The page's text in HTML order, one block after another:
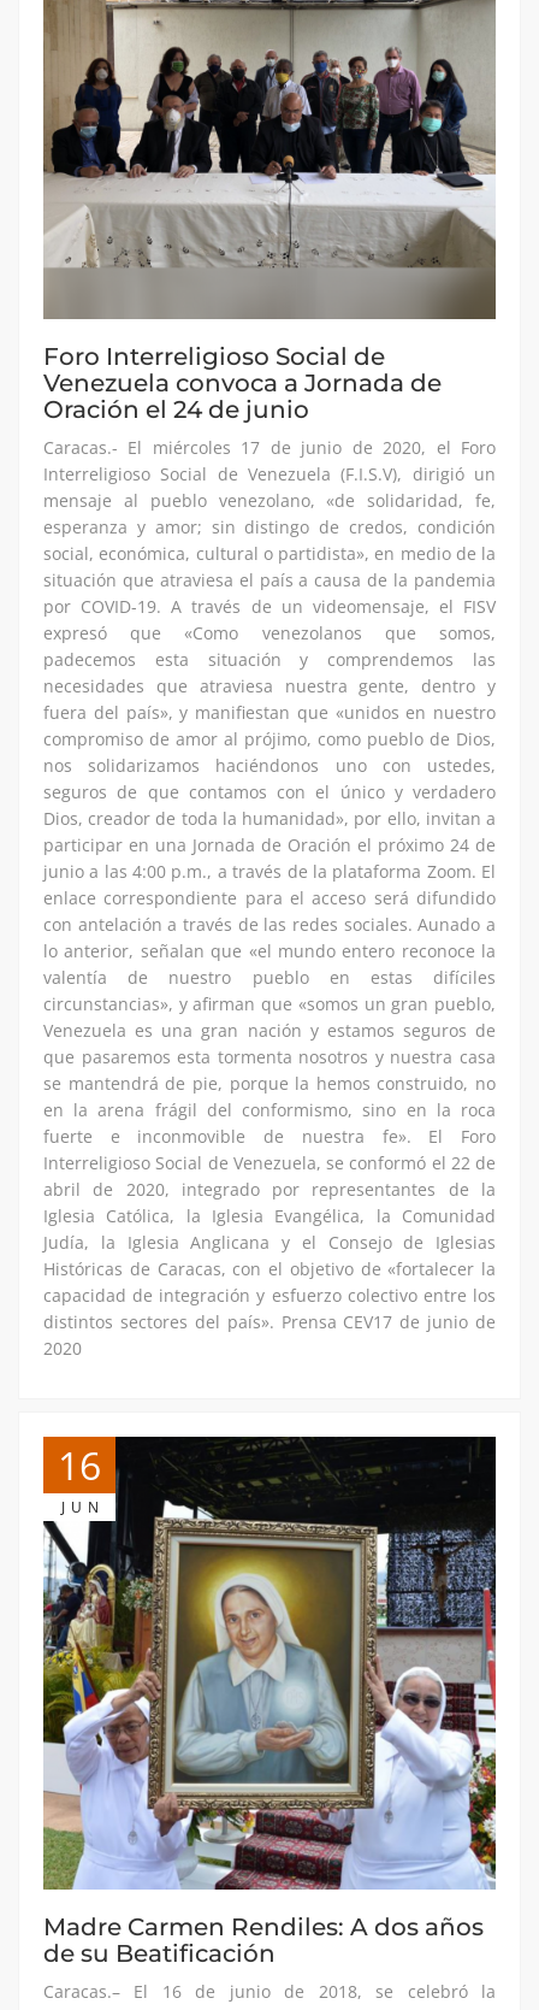
Foro Interreligioso Social de
Venezuela convoca a Jornada de
Oración el 24 de junio
Caracas.- El miércoles 17 de junio de 2020, el Foro
Interreligioso Social de Venezuela (F.I.S.V), dirigió un
mensaje al pueblo venezolano, «de solidaridad, fe,
esperanza y amor; sin distingo de credos, condición
social, económica, cultural o partidista», en medio de la
situación que atraviesa el país a causa de la pandemia
por COVID-19. A través de un videomensaje, el FISV
expresó que «Como venezolanos que somos,
padecemos esta situación y comprendemos las
necesidades que atraviesa nuestra gente, dentro y
fuera del país», y manifiestan que «unidos en nuestro
compromiso de amor al prójimo, como pueblo de Dios,
nos solidarizamos haciéndonos uno con ustedes,
seguros de que contamos con el único y verdadero
Dios, creador de toda la humanidad», por ello, invitan a
participar en una Jornada de Oración el próximo 24 de
junio a las 4:00 p.m., a través de la plataforma Zoom. El
enlace correspondiente para el acceso será difundido
con antelación a través de las redes sociales. Aunado a
lo anterior, señalan que «el mundo entero reconoce la
valentía de nuestro pueblo en estas difíciles
circunstancias», y afirman que «somos un gran pueblo,
Venezuela es una gran nación y estamos seguros de
que pasaremos esta tormenta nosotros y nuestra casa
se mantendrá de pie, porque la hemos construido, no
en la arena frágil del conformismo, sino en la roca
fuerte e inconmovible de nuestra fe». El Foro
Interreligioso Social de Venezuela, se conformó el 22 de
abril de 2020, integrado por representantes de la
Iglesia Católica, la Iglesia Evangélica, la Comunidad
Judía, la Iglesia Anglicana y el Consejo de Iglesias
Históricas de Caracas, con el objetivo de «fortalecer la
capacidad de integración y esfuerzo colectivo entre los
distintos sectores del país». Prensa CEV17 de junio de
2020
16
JUN
Madre Carmen Rendiles: A dos años
de su Beatificación
Caracas.– El 16 de junio de 2018, se celebró la